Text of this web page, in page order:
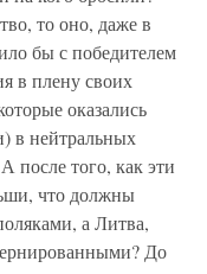
то оно, даже в
бы с победителем
в плену своих
оказались
в нейтральных
после того, как эти
что должны
а Литва,
До